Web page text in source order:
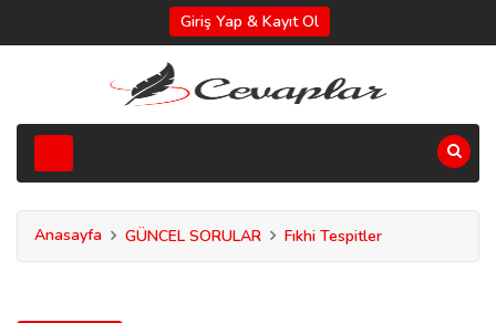
Giriş Yap & Kayıt Ol
Anasayfa GÜNCEL SORULAR Fıkhi Tespitler